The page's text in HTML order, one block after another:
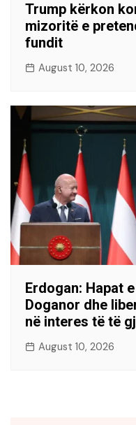
Trump kërkon
mizoritë e
fundit
August 10, 2026
Erdogan: Hapat
Doganor dhe
në interes të të
August 10, 2026